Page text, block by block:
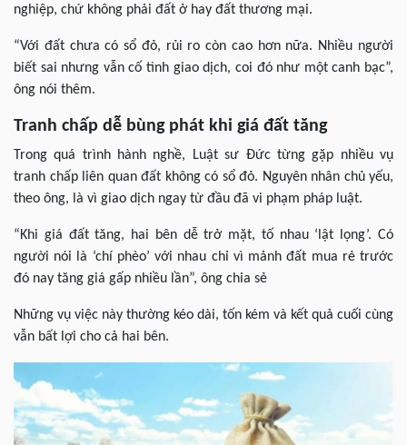
nghiệp, chứ không phải đất ở hay đất thương mại.
“Với đất chưa có sổ đỏ, rủi ro còn cao hơn nữa. Nhiều người
biết sai nhưng vẫn cố tình giao dịch, coi đó như một canh bạc”,
ông nói thêm.
Tranh chấp dễ bùng phát khi giá đất tăng
Trong quá trình hành nghề, Luật sư Đức từng gặp nhiều vụ
tranh chấp liên quan đất không có sổ đỏ. Nguyên nhân chủ yếu,
theo ông, là vì giao dịch ngay từ đầu đã vi phạm pháp luật.
“Khi giá đất tăng, hai bên dễ trở mặt, tố nhau ‘lật lọng’. Có
người nói là ‘chí phèo’ với nhau chỉ vì mảnh đất mua rẻ trước
đó nay tăng giá gấp nhiều lần”, ông chia sẻ
Những vụ việc này thường kéo dài, tốn kém và kết quả cuối cùng
vẫn bất lợi cho cả hai bên.